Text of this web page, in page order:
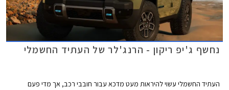
נחשף ג'יפ ריקון - הרנג'לר של העתיד החשמלי
העתיד החשמלי עשוי להיראות מעט מדכא עבור חובבי רכב, אך מדי פעם